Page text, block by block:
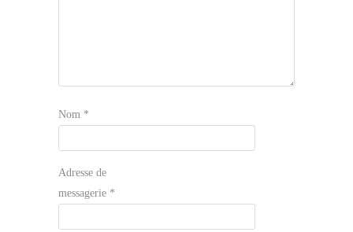
Nom *
Adresse de
messagerie *